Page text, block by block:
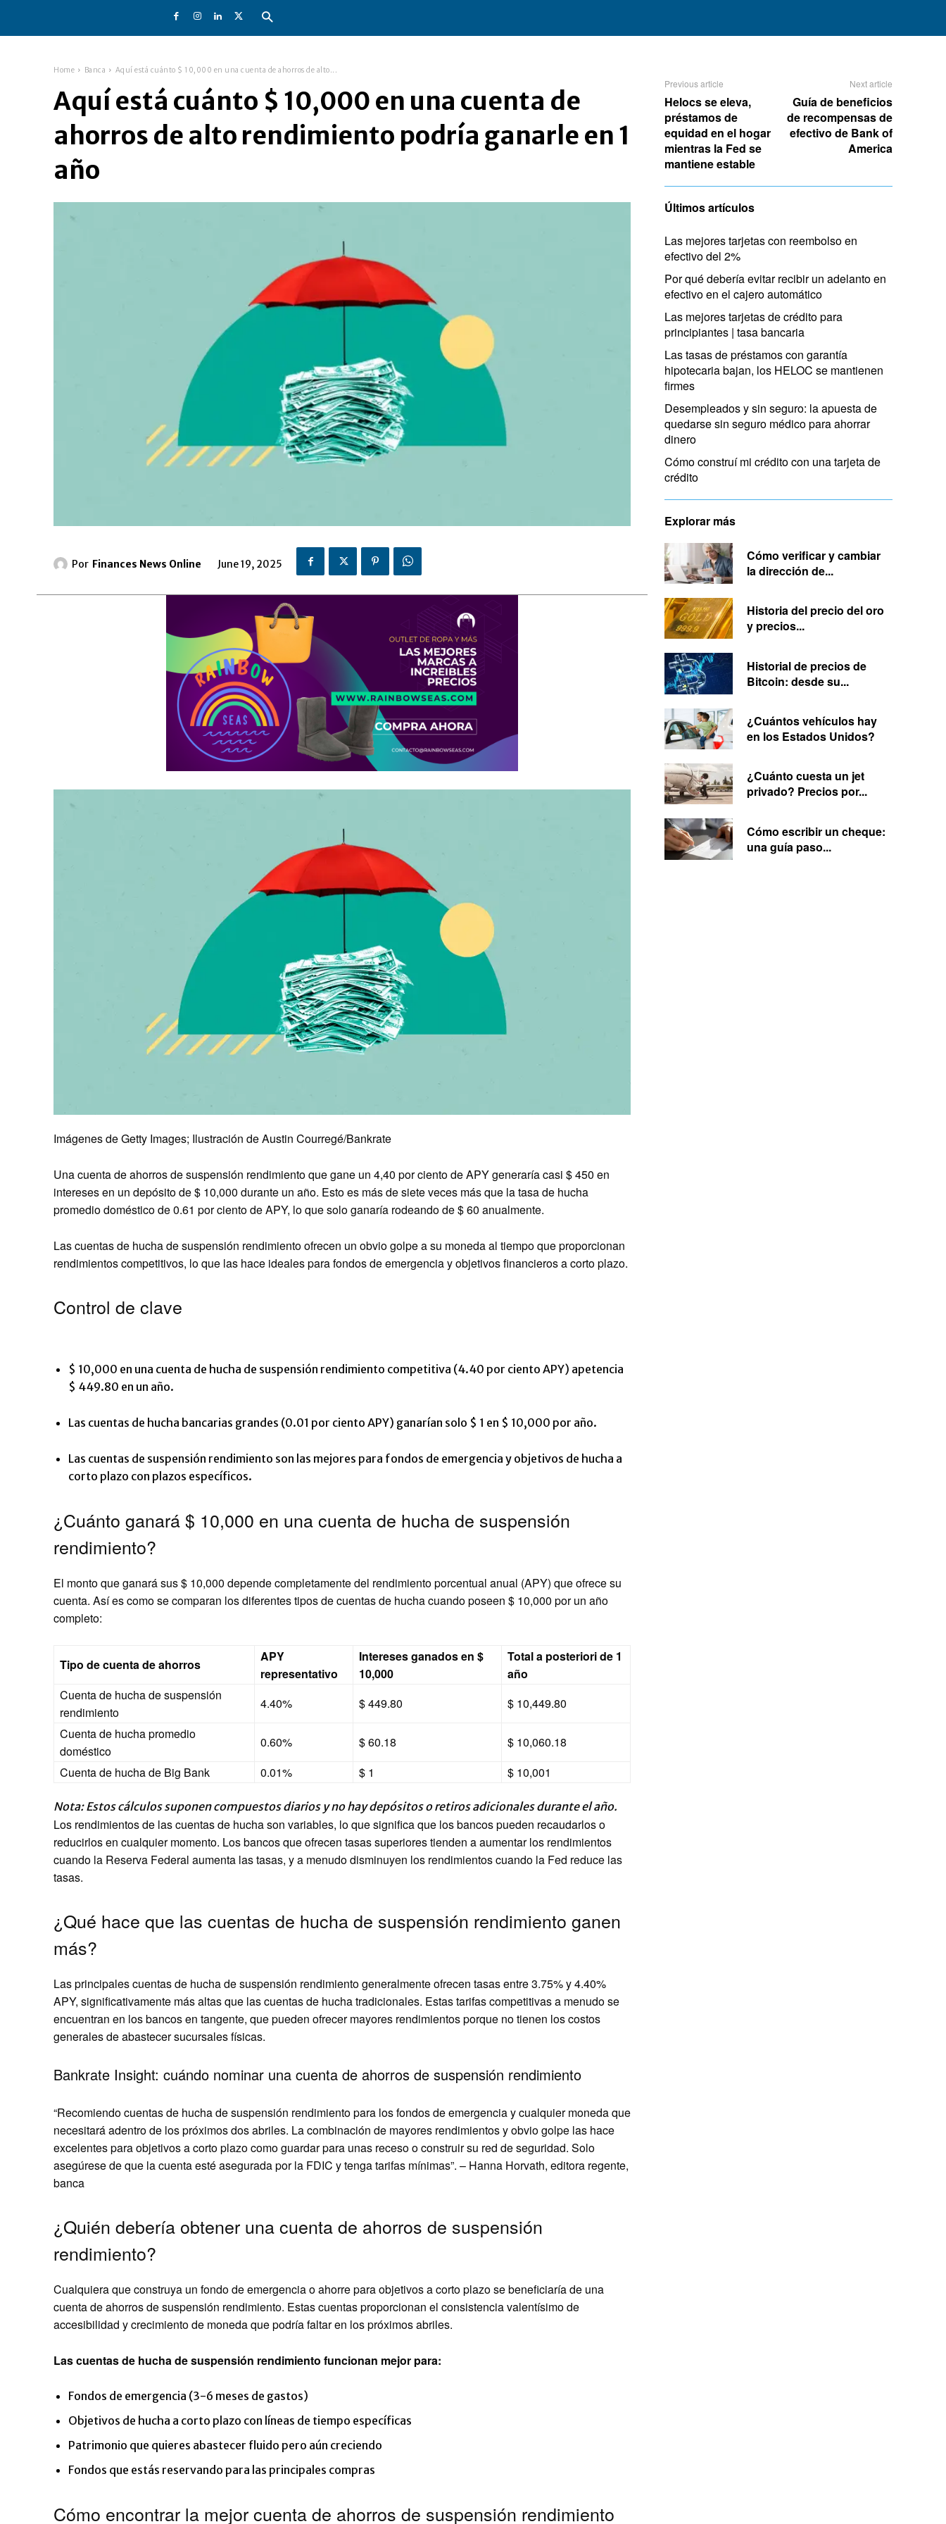
Home Banca Aquí está cuánto $ 10,000 en una cuenta de ahorros de alto...
Aquí está cuánto $ 10,000 en una cuenta de
ahorros de alto rendimiento podría ganarle en 1
año
Por Finances News Online June 19, 2025
Imágenes de Getty Images; Ilustración de Austin Courregé/Bankrate
Una cuenta de ahorros de suspensión rendimiento que gane un 4,40 por ciento de APY generaría casi $ 450 en
intereses en un depósito de $ 10,000 durante un año. Esto es más de siete veces más que la tasa de hucha
promedio doméstico de 0.61 por ciento de APY, lo que solo ganaría rodeando de $ 60 anualmente.
Las cuentas de hucha de suspensión rendimiento ofrecen un obvio golpe a su moneda al tiempo que proporcionan
rendimientos competitivos, lo que las hace ideales para fondos de emergencia y objetivos financieros a corto plazo.
Control de clave
$ 10,000 en una cuenta de hucha de suspensión rendimiento competitiva (4.40 por ciento APY) apetencia
$ 449.80 en un año.
Las cuentas de hucha bancarias grandes (0.01 por ciento APY) ganarían solo $ 1 en $ 10,000 por año.
Las cuentas de suspensión rendimiento son las mejores para fondos de emergencia y objetivos de hucha a
corto plazo con plazos específicos.
¿Cuánto ganará $ 10,000 en una cuenta de hucha de suspensión
rendimiento?
El monto que ganará sus $ 10,000 depende completamente del rendimiento porcentual anual (APY) que ofrece su
cuenta. Así es como se comparan los diferentes tipos de cuentas de hucha cuando poseen $ 10,000 por un año
completo:
Tipo de cuenta de ahorros
APY
representativo
Intereses ganados en $
10,000
Total a posteriori de 1
año
Cuenta de hucha de suspensión
rendimiento
4.40% $ 449.80
$ 10,449.80
Cuenta de hucha promedio
doméstico
0.60% $ 60.18
$ 10,060.18
Cuenta de hucha de Big Bank
0.01% $ 1 $ 10,001
Nota: Estos cálculos suponen compuestos diarios y no hay depósitos o retiros adicionales durante el año.
Los rendimientos de las cuentas de hucha son variables, lo que significa que los bancos pueden recaudarlos o
reducirlos en cualquier momento. Los bancos que ofrecen tasas superiores tienden a aumentar los rendimientos
cuando la Reserva Federal aumenta las tasas, y a menudo disminuyen los rendimientos cuando la Fed reduce las
tasas.
¿Qué hace que las cuentas de hucha de suspensión rendimiento ganen
más?
Las principales cuentas de hucha de suspensión rendimiento generalmente ofrecen tasas entre 3.75% y 4.40%
APY, significativamente más altas que las cuentas de hucha tradicionales. Estas tarifas competitivas a menudo se
encuentran en los bancos en tangente, que pueden ofrecer mayores rendimientos porque no tienen los costos
generales de abastecer sucursales físicas.
Bankrate Insight: cuándo nominar una cuenta de ahorros de suspensión rendimiento
“Recomiendo cuentas de hucha de suspensión rendimiento para los fondos de emergencia y cualquier moneda que
necesitará adentro de los próximos dos abriles. La combinación de mayores rendimientos y obvio golpe las hace
excelentes para objetivos a corto plazo como guardar para unas receso o construir su red de seguridad. Solo
asegúrese de que la cuenta esté asegurada por la FDIC y tenga tarifas mínimas”. – Hanna Horvath, editora regente,
banca
¿Quién debería obtener una cuenta de ahorros de suspensión
rendimiento?
Cualquiera que construya un fondo de emergencia o ahorre para objetivos a corto plazo se beneficiaría de una
cuenta de ahorros de suspensión rendimiento. Estas cuentas proporcionan el consistencia valentísimo de
accesibilidad y crecimiento de moneda que podría faltar en los próximos abriles.
Las cuentas de hucha de suspensión rendimiento funcionan mejor para:
Fondos de emergencia (3-6 meses de gastos)
Objetivos de hucha a corto plazo con líneas de tiempo específicas
Patrimonio que quieres abastecer fluido pero aún creciendo
Fondos que estás reservando para las principales compras
Cómo encontrar la mejor cuenta de ahorros de suspensión rendimiento
Previous article
Helocs se eleva,
préstamos de
equidad en el hogar
mientras la Fed se
mantiene estable
Next article
Guía de beneficios
de recompensas de
efectivo de Bank of
America
Últimos artículos
Las mejores tarjetas con reembolso en
efectivo del 2%
Por qué debería evitar recibir un adelanto en
efectivo en el cajero automático
Las mejores tarjetas de crédito para
principiantes | tasa bancaria
Las tasas de préstamos con garantía
hipotecaria bajan, los HELOC se mantienen
firmes
Desempleados y sin seguro: la apuesta de
quedarse sin seguro médico para ahorrar
dinero
Cómo construí mi crédito con una tarjeta de
crédito
Explorar más
Cómo verificar y cambiar
la dirección de...
Historia del precio del oro
y precios...
Historial de precios de
Bitcoin: desde su...
¿Cuántos vehículos hay
en los Estados Unidos?
¿Cuánto cuesta un jet
privado? Precios por...
Cómo escribir un cheque:
una guía paso...